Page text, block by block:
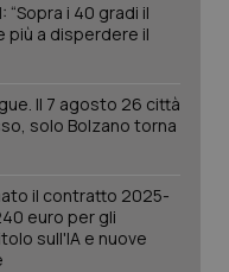
“Sopra i 40 gradi il
più a disperdere il
Il 7 agosto 26 città
solo Bolzano torna
il contratto 2025-
euro per gli
sull'IA e nuove